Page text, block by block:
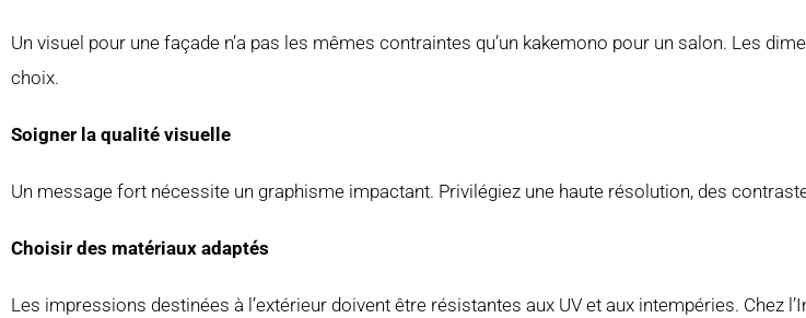
Un visuel pour une façade n’a pas les mêmes contraintes qu’un kakemono pour un salon. Les
choix.
Soigner la qualité visuelle
Un message fort nécessite un graphisme impactant. Privilégiez une haute résolution, des
Choisir des matériaux adaptés
Les impressions destinées à l’extérieur doivent être résistantes aux UV et aux intempéries. Chez